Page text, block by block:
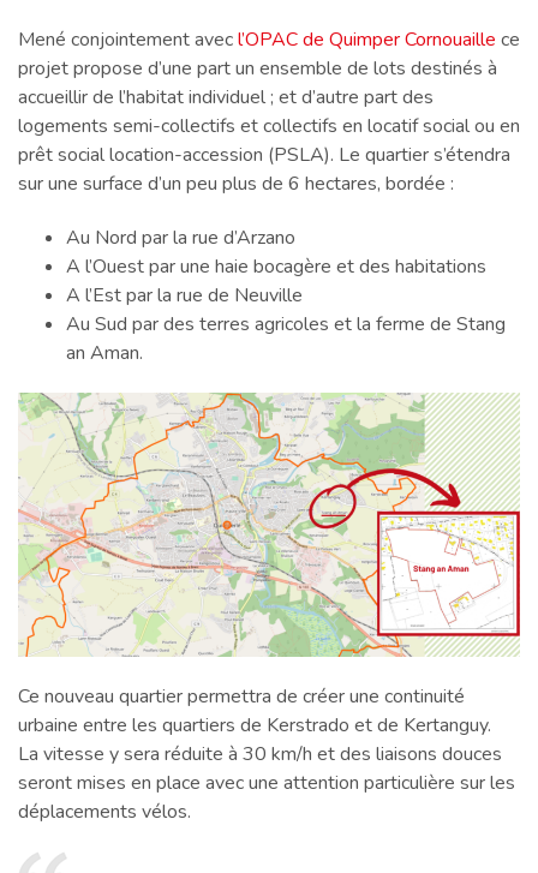
Mené conjointement avecl’OPAC de Quimper Cornouaille ce
projet propose d’une part un ensemble de lots destinés à
accueillir de l’habitat individuel ; et d’autre part des
logements semi-collectifs et collectifs en locatif social ou en
prêt social location-accession (PSLA). Le quartier s’étendra
sur une surface d’un peu plus de 6 hectares, bordée :
Au Nord par la rue d’Arzano
A l’Ouest par une haie bocagère et des habitations
A l’Est par la rue de Neuville
Au Sud par des terres agricoles et la ferme de Stang
an Aman.
Ce nouveau quartier permettra de créer une continuité
urbaine entre les quartiers de Kerstrado et de Kertanguy.
La vitesse y sera réduite à 30 km/h et des liaisons douces
seront mises en place avec une attention particulière sur les
déplacements vélos.